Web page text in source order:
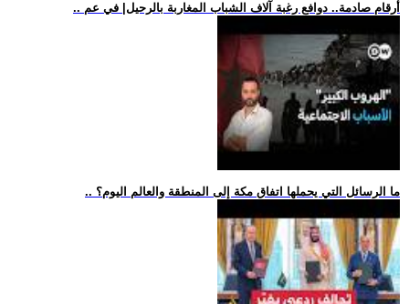
.. أرقام صادمة.. دوافع رغبة آلاف الشباب المغاربة بالرحيل| في عم
.. ما الرسائل التي يحملها اتفاق مكة إلى المنطقة والعالم اليوم؟